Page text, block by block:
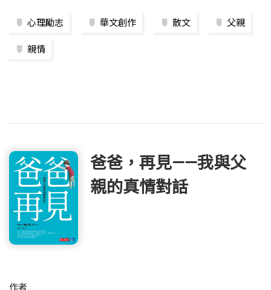
心理勵志 華文創作 散文 父親
親情
爸爸，再見——我與父
親的真情對話
作者